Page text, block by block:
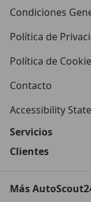
Condiciones
Política de
Política de
Contacto
Accessibility
Servicios
Clientes
Más